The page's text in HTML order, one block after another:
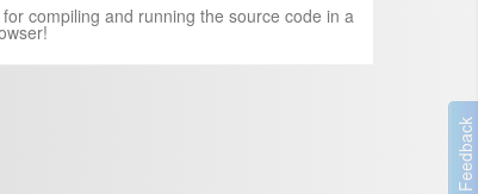
compiling and running the source code in a